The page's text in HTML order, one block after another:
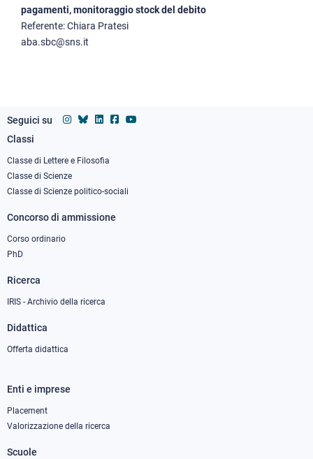
pagamenti, monitoraggio stock del debito
Referente: Chiara Pratesi
aba.sbc@sns.it
Seguici su
Footer
column
1
Classi
Classe di Lettere e Filosofia
Classe di Scienze
Classe di Scienze politico-sociali
Concorso di ammissione
Corso ordinario
PhD
Ricerca
IRIS - Archivio della ricerca
Didattica
Offerta didattica
Footer
column
Enti e imprese
Placement
Valorizzazione della ricerca
Scuole